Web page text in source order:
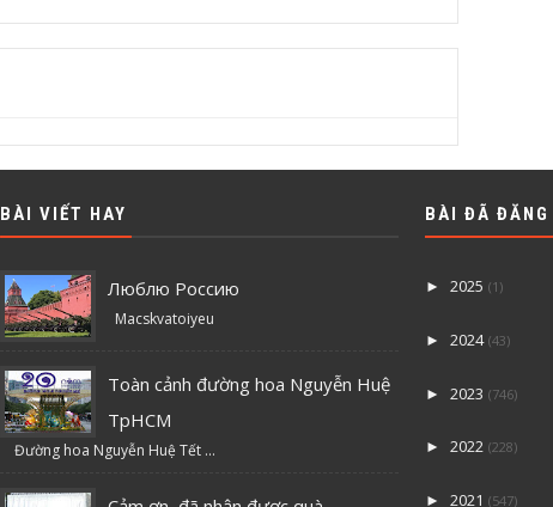
BÀI VIẾT HAY
Люблю Россию
Macskvatoiyeu
Toàn cảnh đường hoa Nguyễn Huệ
TpHCM
Đường hoa Nguyễn Huệ Tết ...
BÀI ĐÃ ĐĂNG
► 2025 (1)
► 2024 (43)
► 2023 (746)
► 2022 (228)
► 2021 (547)